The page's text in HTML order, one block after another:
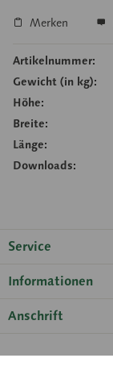
Merken
Artikelnummer:
Gewicht (in kg):
Höhe:
Breite:
Länge:
Downloads:
Service
Informationen
Anschrift